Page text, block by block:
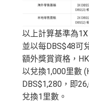
以上計算基準為
並以每DBS$48可
額外獎賞資格，
以兌換1,000里數
DBS$1,280，即
兌換1里數。